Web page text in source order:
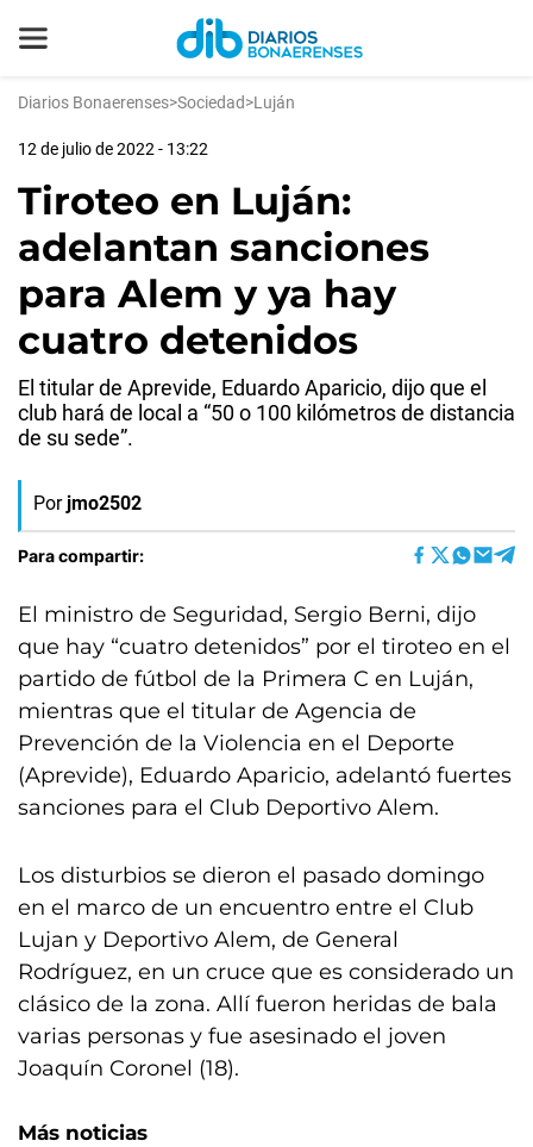
Diarios Bonaerenses>Sociedad>Luján
12 de julio de 2022 - 13:22
Tiroteo en Luján:
adelantan sanciones
para Alem y ya hay
cuatro detenidos
El titular de Aprevide, Eduardo Aparicio, dijo que el
club hará de local a “50 o 100 kilómetros de distancia
de su sede”.
Por jmo2502
Para compartir:
El ministro de Seguridad, Sergio Berni, dijo
que hay “cuatro detenidos” por el tiroteo en el
partido de fútbol de la Primera C en Luján,
mientras que el titular de Agencia de
Prevención de la Violencia en el Deporte
(Aprevide), Eduardo Aparicio, adelantó fuertes
sanciones para el Club Deportivo Alem.
Los disturbios se dieron el pasado domingo
en el marco de un encuentro entre el Club
Lujan y Deportivo Alem, de General
Rodríguez, en un cruce que es considerado un
clásico de la zona. Allí fueron heridas de bala
varias personas y fue asesinado el joven
Joaquín Coronel (18).
Más noticias